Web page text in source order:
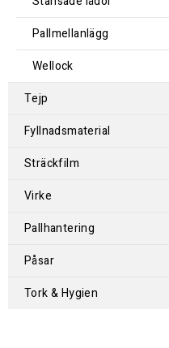
Pallmellanlägg
Wellock
Tejp
Fyllnadsmaterial
Sträckfilm
Virke
Pallhantering
Påsar
Tork & Hygien